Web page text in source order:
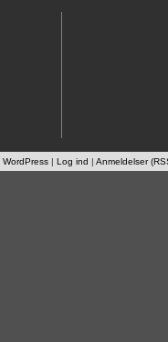
WordPress | Log ind | Anmeldelser